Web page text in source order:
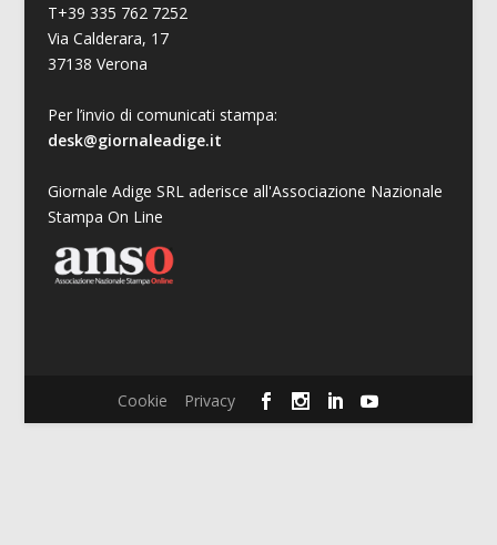
T+39 335 762 7252
Via Calderara, 17
37138 Verona
Per l’invio di comunicati stampa:
desk@giornaleadige.it
Giornale Adige SRL aderisce all'Associazione Nazionale
Stampa On Line
Cookie Privacy